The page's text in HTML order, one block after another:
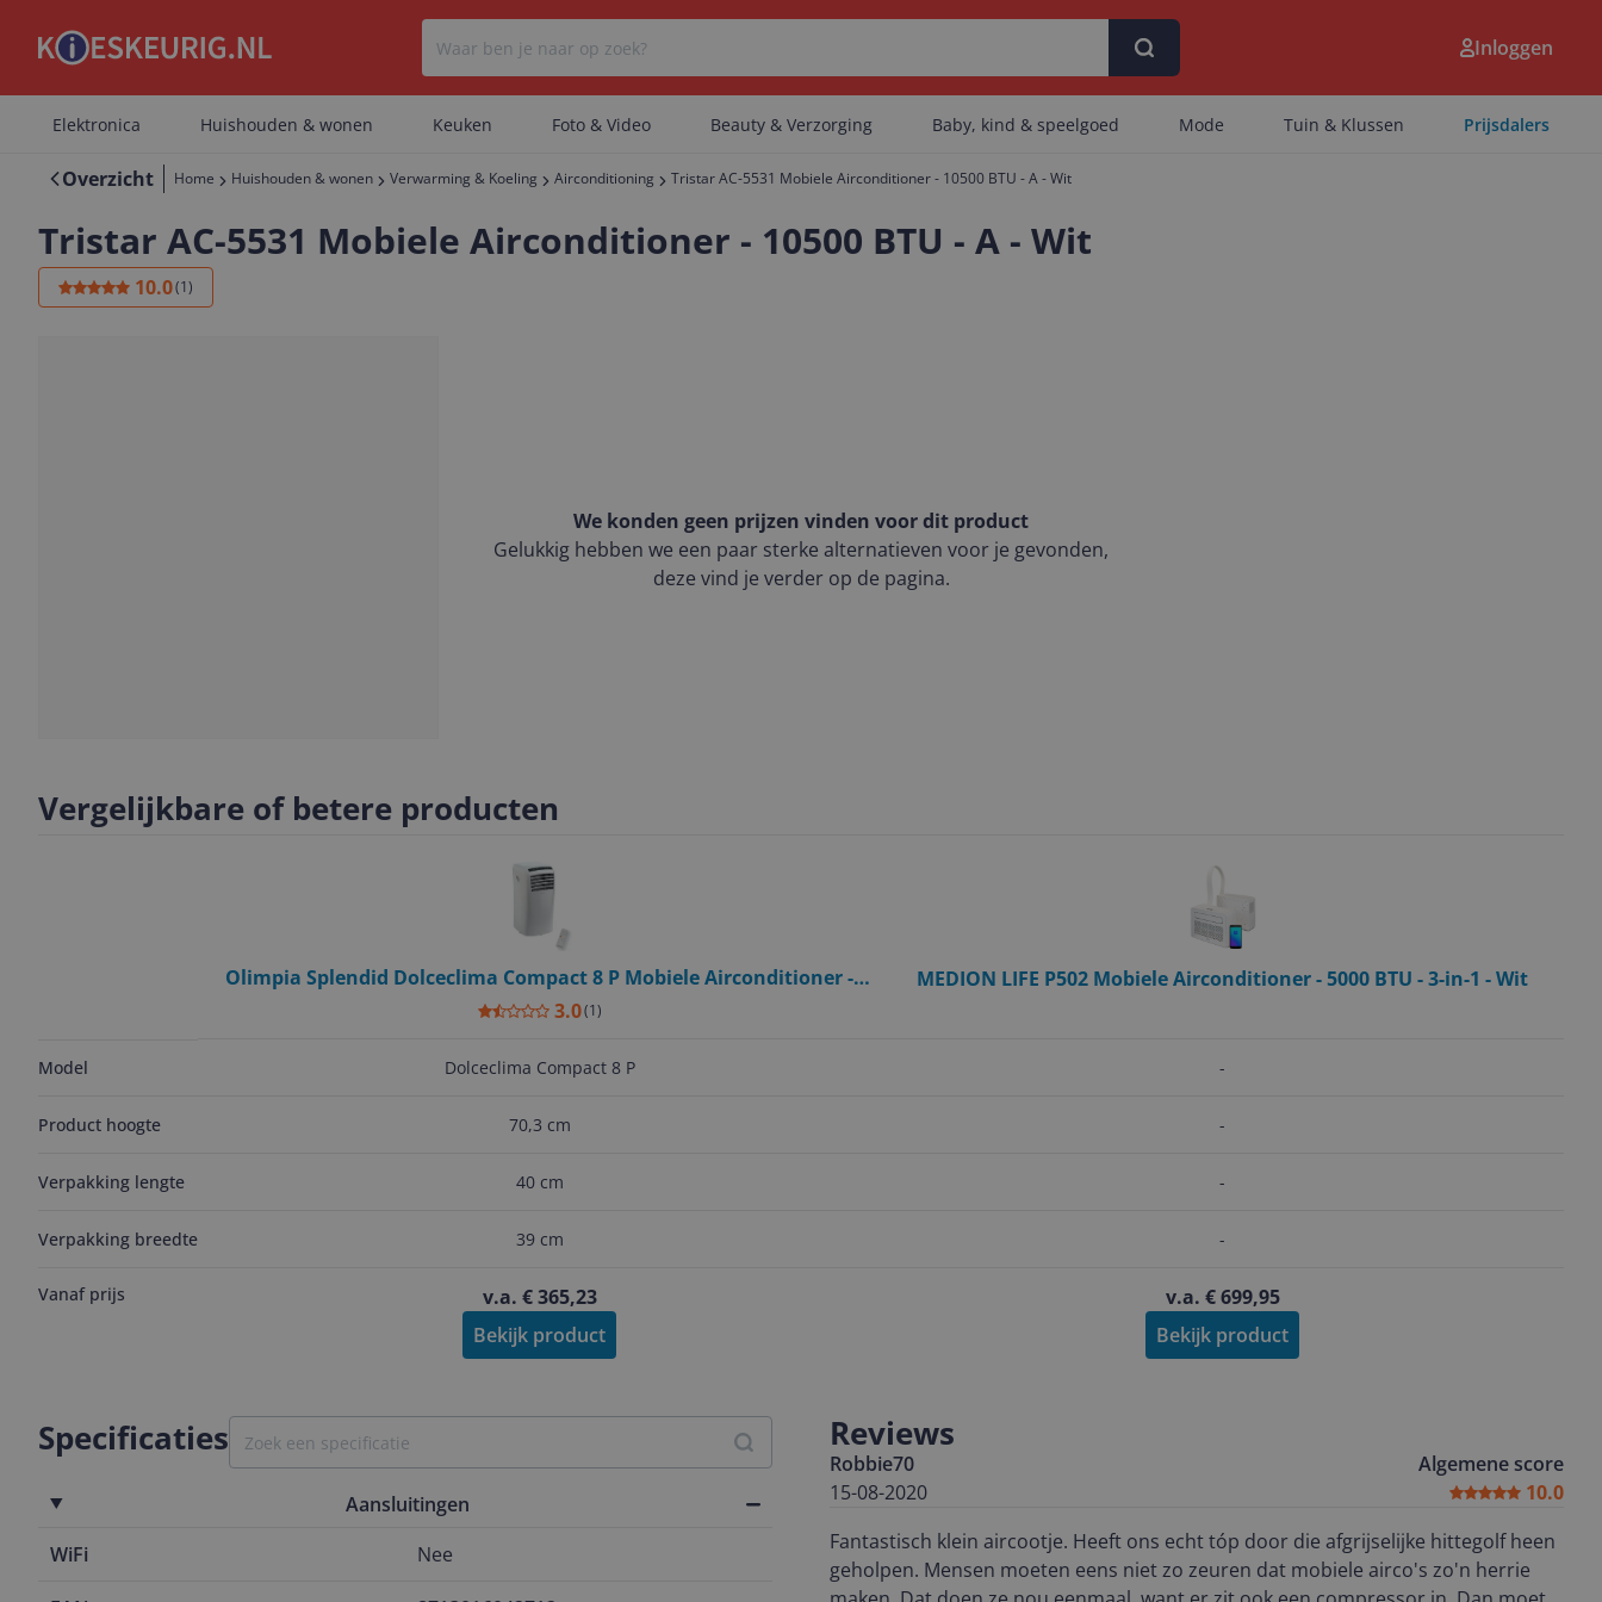
Er zijn geen categorieën gevonden.
Inloggen
Elektronica Huishouden & wonen Keuken Foto & Video Beauty & Verzorging Baby, kind & speelgoed Mode Tuin & Klussen Prijsdalers
Overzicht Home Huishouden & wonen Verwarming & Koeling Airconditioning Tristar AC-5531 Mobiele Airconditioner - 10500 BTU - A - Wit
Tristar AC-5531 Mobiele Airconditioner - 10500 BTU - A - Wit
10.0(1)
We konden geen prijzen vinden voor dit product
Gelukkig hebben we een paar sterke alternatieven voor je gevonden,
deze vind je verder op de pagina.
Vergelijkbare of betere producten
Model
Product hoogte
Verpakking lengte
Verpakking breedte
Vanaf prijs
Olimpia Splendid Dolceclima Compact 8 P Mobiele Airconditioner -
2100W - Wit
3.0(1)
Dolceclima Compact 8 P
70,3 cm
40 cm
39 cm
v.a. € 365,23
Bekijk product
MEDION LIFE P502 Mobiele Airconditioner - 5000 BTU - 3-in-1 - Wit
-
-
-
-
v.a. € 699,95
Bekijk product
Specificaties
Aansluitingen
WiFi
Nee
Reviews
Robbie70
15-08-2020
Algemene score
10.0
Fantastisch klein aircootje. Heeft ons echt tóp door die afgrijselijke hittegolf heen
geholpen. Mensen moeten eens niet zo zeuren dat mobiele airco's zo'n herrie